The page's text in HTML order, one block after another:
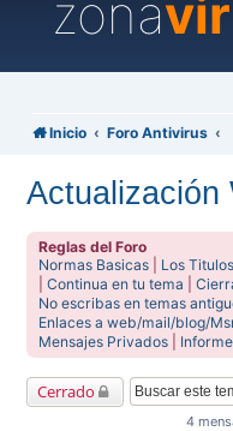
zona
Inicio Foro Antivirus
Actualización
Reglas del Foro
Normas Basicas
Los
|Continua en tu tema |
No escribas en temas
Enlaces a web/mail/blog/
Mensajes Privados
Cerrado
4